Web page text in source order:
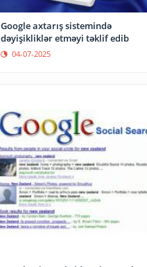
Google axtarış sistemində
dəyişikliklər etməyi təklif edib
04-07-2025